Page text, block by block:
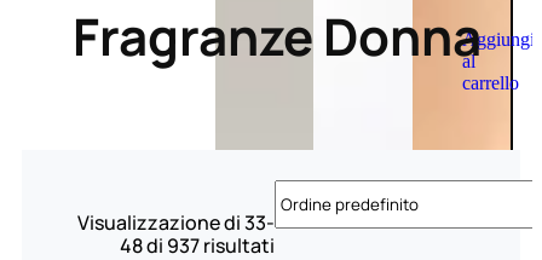
Aggiungi
al
carrello
Fragranze Donna
Visualizzazione di 33-
48 di 937 risultati